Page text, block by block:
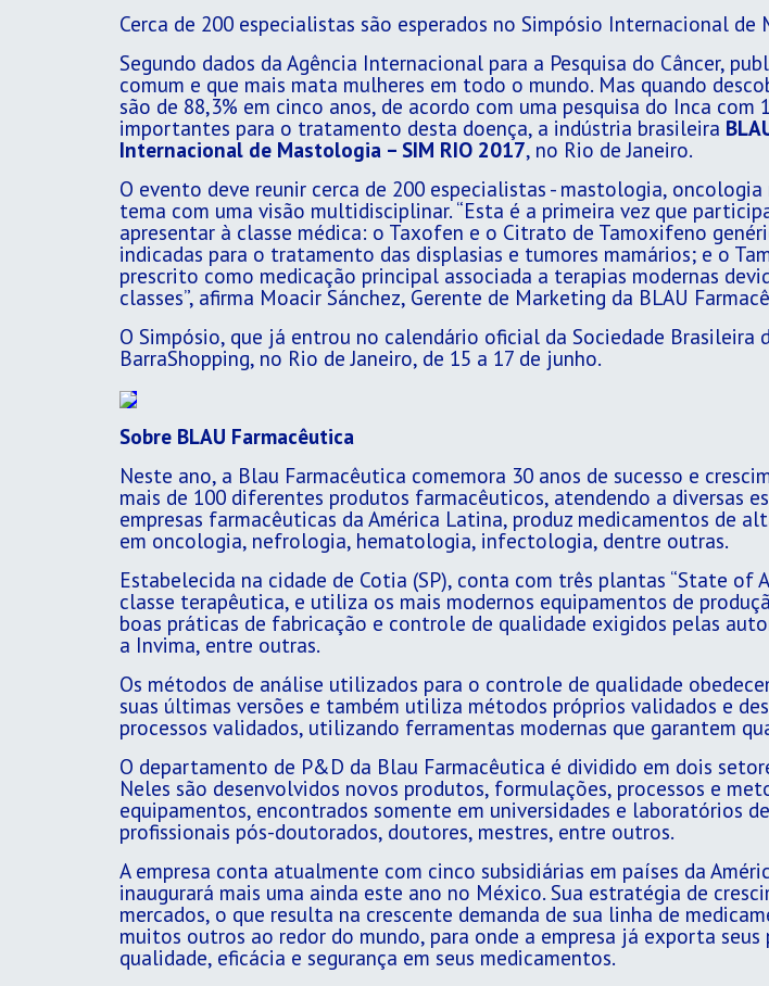
Cerca de 200 especialistas são esperados no Simpósio Internacional de
Segundo dados da Agência Internacional para a Pesquisa do Câncer,
comum e que mais mata mulheres em todo o mundo. Mas quando
são de 88,3% em cinco anos, de acordo com uma pesquisa do Inca
importantes para o tratamento desta doença, a indústria brasileira
Internacional de Mastologia – SIM RIO 2017, no Rio de Janeiro.
O evento deve reunir cerca de 200 especialistas - mastologia,
tema com uma visão multidisciplinar. “Esta é a primeira vez que
apresentar à classe médica: o Taxofen e o Citrato de Tamoxifeno
indicadas para o tratamento das displasias e tumores mamários; e o
prescrito como medicação principal associada a terapias modernas
classes”, afirma Moacir Sánchez, Gerente de Marketing da BLAU
O Simpósio, que já entrou no calendário oficial da Sociedade
BarraShopping, no Rio de Janeiro, de 15 a 17 de junho.
Sobre BLAU Farmacêutica
Neste ano, a Blau Farmacêutica comemora 30 anos de sucesso e
mais de 100 diferentes produtos farmacêuticos, atendendo a diversas
empresas farmacêuticas da América Latina, produz medicamentos de
em oncologia, nefrologia, hematologia, infectologia, dentre outras.
Estabelecida na cidade de Cotia (SP), conta com três plantas “State of
classe terapêutica, e utiliza os mais modernos equipamentos de
boas práticas de fabricação e controle de qualidade exigidos pelas
a Invima, entre outras.
Os métodos de análise utilizados para o controle de qualidade
suas últimas versões e também utiliza métodos próprios validados e
processos validados, utilizando ferramentas modernas que garantem
O departamento de P&D da Blau Farmacêutica é dividido em dois
Neles são desenvolvidos novos produtos, formulações, processos e
equipamentos, encontrados somente em universidades e laboratórios
profissionais pós-doutorados, doutores, mestres, entre outros.
A empresa conta atualmente com cinco subsidiárias em países da
inaugurará mais uma ainda este ano no México. Sua estratégia de
mercados, o que resulta na crescente demanda de sua linha de
muitos outros ao redor do mundo, para onde a empresa já exporta
qualidade, eficácia e segurança em seus medicamentos.